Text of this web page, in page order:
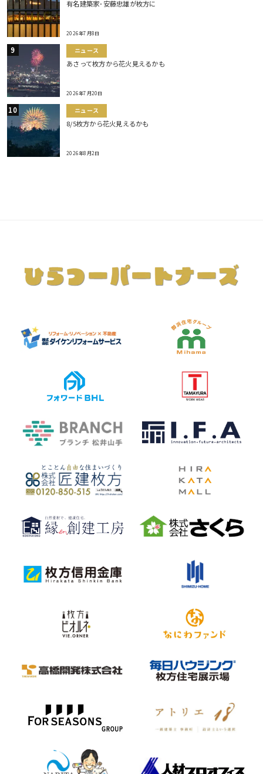
有名建築家･安藤忠雄が枚方に
2026年7月8日
ニュース
あさって枚方から花火見えるかも
2026年7月20日
ニュース
8/5枚方から花火見えるかも
2026年8月2日